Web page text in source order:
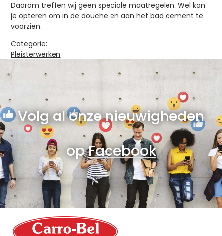
Daarom treffen wij geen speciale maatregelen. Wel kan
je opteren om in de douche en aan het bad cement te
voorzien.
Categorie:
Pleisterwerken
Volg al onze nieuwigheden
opFacebook